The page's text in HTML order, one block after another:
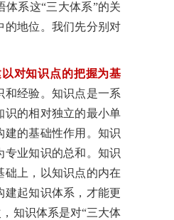
系这“三大体系”的关
的地位。我们先分别对
对知识点的把握为基
和经验。知识点是一系
识的相对独立的最小单
建的基础性作用。知识
专业知识的总和。知识
础上，以知识点的内在
建起知识体系，才能更
知识体系是对“三大体